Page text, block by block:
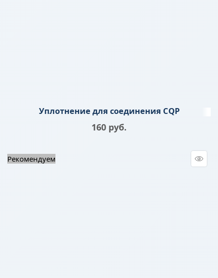
Уплотнение для соединения CQP
160 руб.
Рекомендуем